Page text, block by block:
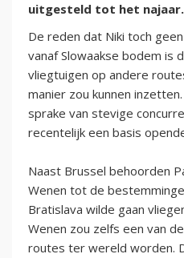
uitgesteld tot het najaar.
De reden dat Niki toch
vanaf Slowaakse bodem is
vliegtuigen op andere
manier zou kunnen
sprake van stevige
recentelijk een basis
Naast Brussel behoorden
Wenen tot de
Bratislava wilde gaan
Wenen zou zelfs een van
routes ter wereld worden.